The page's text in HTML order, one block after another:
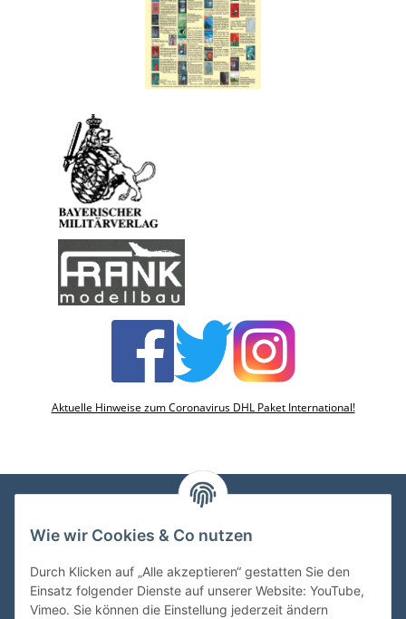
Aktuelle Hinweise zum Coronavirus DHL Paket International!
VDMedien24.de
Kasernenstraße 6-10
66482 Zweibrücken
Wie wir Cookies & Co nutzen
Durch Klicken auf „Alle akzeptieren“ gestatten Sie den
Einsatz folgender Dienste auf unserer Website: YouTube,
Vimeo. Sie können die Einstellung jederzeit ändern